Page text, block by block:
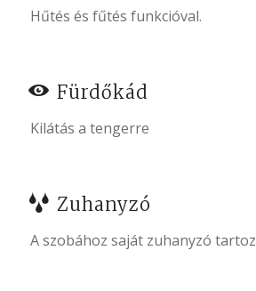
Hűtés és fűtés funkcióval.
Fürdőkád
Kilátás a tengerre
Zuhanyzó
A szobához saját zuhanyzó